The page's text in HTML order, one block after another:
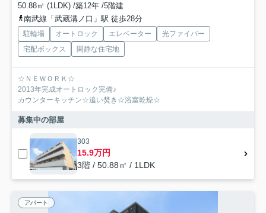
50.88㎡ (1LDK) /築12年 /5階建
南武線「武蔵溝ノ口」駅 徒歩28分
駐輪場 オートロック エレベーター
光ファイバー
宅配ボックス
閑静な住宅地
☆ＮＥＷＯＲＫ☆
2013年完成オートロック完備♪
カウンターキッチン☆追い焚き☆浴室乾燥☆
募集中の部屋
303
15.9万円
3階 / 50.88㎡ / 1LDK
アパート